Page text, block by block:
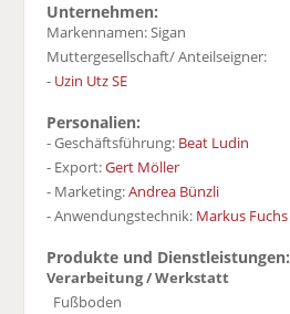
Unternehmen:
Markennamen: Sigan
Muttergesellschaft/ Anteilseigner:
- Uzin Utz SE
Personalien:
- Geschäftsführung: Beat Ludin
- Export:Gert Möller
- Marketing:Andrea Bünzli
- Anwendungstechnik: Markus Fuchs
Produkte und Dienstleistungen:
Verarbeitung / Werkstatt
Fußboden